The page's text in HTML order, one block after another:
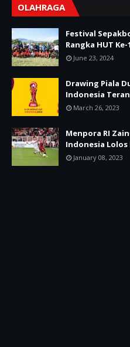
OLAHRAGA
Festival
Rangka HUT
June 23, 2024
Drawing Piala
Indonesia
March 26, 2023
Menpora RI
Indonesia Lolos
January 08, 2023